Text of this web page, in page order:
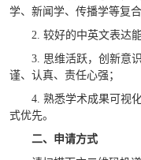
学、新闻学、传播学等复合
2. 较好的中英文表达能
3. 思维活跃，创新意
谨、认真、责任心强；
4. 熟悉学术成果可视
式优先。
二、申请方式